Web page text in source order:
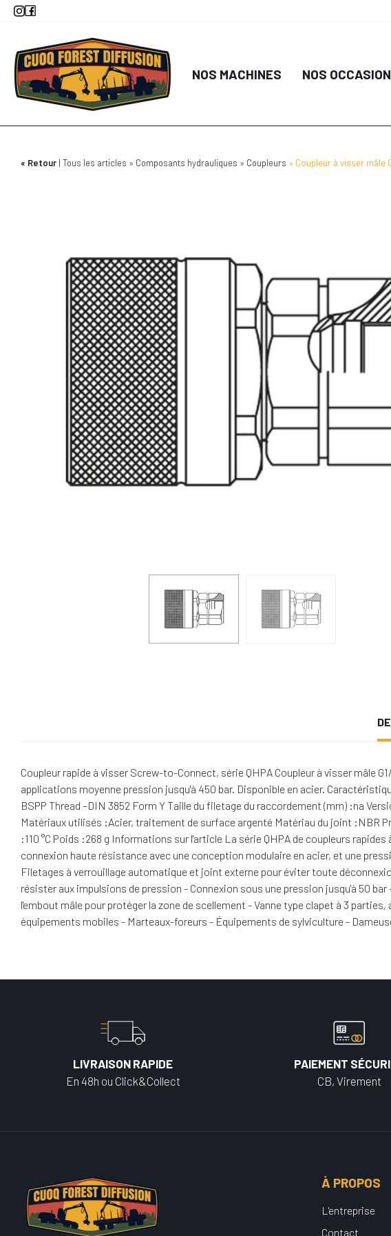
Aller
principal
NOS MACHINES NOS
Retour Tous les articles Composants hydrauliques Coupleurs Coupleur à visser mâle
Coupleur rapide à visser Screw-to-Connect, série QHPA Coupleur à visser mâle
applications moyenne pression jusqu'à 450 bar. Disponible en acier.
BSPP Thread –DIN 3852 Form Y Taille du filetage du raccordement (mm) :na
Matériaux utilisés :Acier, traitement de surface argenté Matériau du joint :NBR
:110 °C Poids :268 g Informations sur l'article La série QHPA de coupleurs
connexion haute résistance avec une conception modulaire en acier, et une
Filetages à verrouillage automatique et joint externe pour éviter toute
résister aux impulsions de pression - Connexion sous une pression jusqu'à 50
l'embout mâle pour protéger la zone de scellement - Vanne type clapet à 3
équipements mobiles - Marteaux-foreurs - Équipements de sylviculture -
LIVRAISON RAPIDE
En 48h ou Click&Collect
PAIEMENT
CB, Virement
À PROPOS
L'entreprise
Contact